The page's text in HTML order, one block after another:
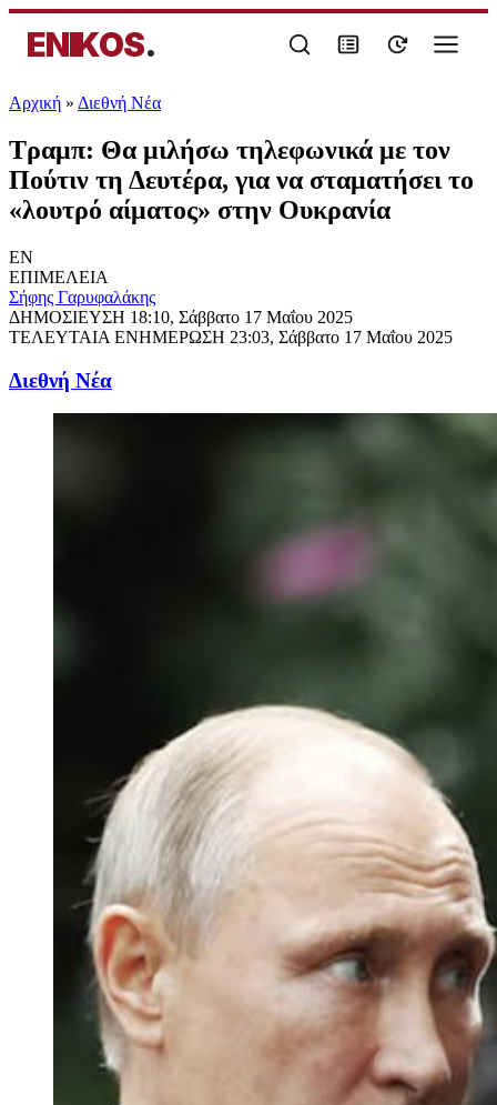
ENIKOS.
Αρχική » Διεθνή Νέα
Τραμπ: Θα μιλήσω τηλεφωνικά με τον
Πούτιν τη Δευτέρα, για να σταματήσει το
«λουτρό αίματος» στην Ουκρανία
EN
ΕΠΙΜΕΛΕΙΑ
Σήφης Γαρυφαλάκης
ΔΗΜΟΣΙΕΥΣΗ 18:10, Σάββατο 17 Μαΐου 2025
ΤΕΛΕΥΤΑΙΑ ΕΝΗΜΕΡΩΣΗ 23:03, Σάββατο 17 Μαΐου 2025
Διεθνή Νέα